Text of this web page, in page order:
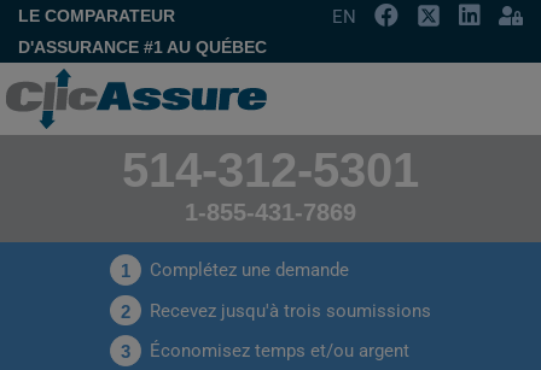
LE COMPARATEUR
D'ASSURANCE #1 AU QUÉBEC
EN
514-312-5301
1-855-431-7869
1 Complétez une demande
2 Recevez jusqu'à trois soumissions
3 Économisez temps et/ou argent